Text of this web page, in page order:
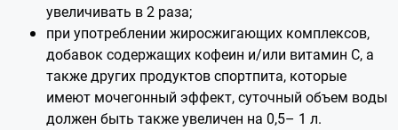
увеличивать в 2 раза;
при употреблении жиросжигающих комплексов,
добавок содержащих кофеин и/или витамин С, а
также других продуктов спортпита, которые
имеют мочегонный эффект, суточный объем воды
должен быть также увеличен на 0,5– 1 л.